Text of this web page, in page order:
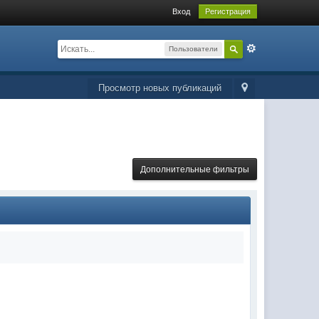
Вход Регистрация
Пользователи
Просмотр новых публикаций
Дополнительные фильтры